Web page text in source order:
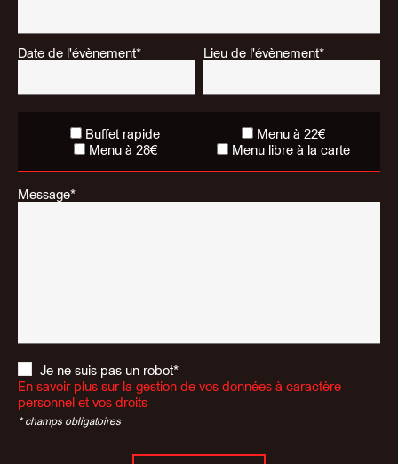
Date de l'évènement* Lieu de l'évènement*
Buffet rapide
Menu à 22€
Menu à 28€
Menu libre à la carte
Message*
Je ne suis pas un robot*
En savoir plus sur la gestion de vos données à caractère
personnel et vos droits
* champs obligatoires